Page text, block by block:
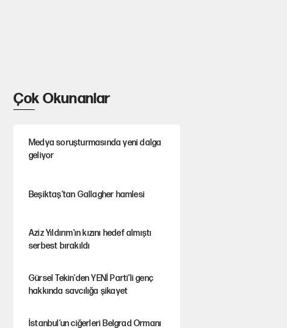
Çok Okunanlar
Medya soruşturmasında yeni dalga
geliyor
Beşiktaş’tan Gallagher hamlesi
Aziz Yıldırım'ın kızını hedef almıştı
serbest bırakıldı
Gürsel Tekin'den YENİ Parti’li genç
hakkında savcılığa şikayet
İstanbul’un ciğerleri Belgrad Ormanı